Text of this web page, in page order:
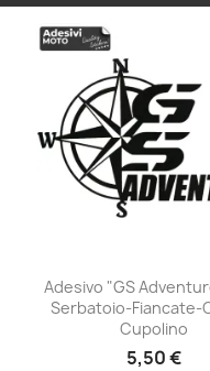
+23
Adesivo "GS
Serbatoio-Fiancate-
Cupolino
5,50 €